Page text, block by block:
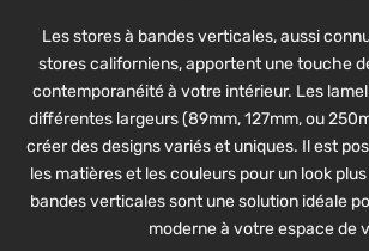
Les stores à bandes verticales, aussi
stores californiens, apportent une touche
contemporanéité à votre intérieur. Les
différentes largeurs (89mm, 127mm, ou
créer des designs variés et uniques. Il est
les matières et les couleurs pour un look
bandes verticales sont une solution idéale
moderne à votre espace de